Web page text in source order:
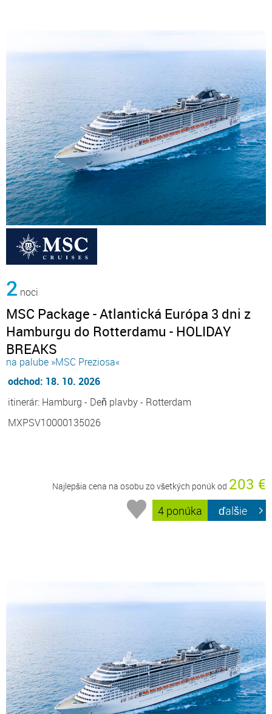
2 noci
MSC Package - Atlantická Európa 3 dni z
Hamburgu do Rotterdamu - HOLIDAY
BREAKS
na palube »MSC Preziosa«
odchod: 18. 10. 2026
itinerár: Hamburg - Deň plavby - Rotterdam
MXPSV10000135026
Najlepšia cena na osobu zo všetkých ponúk od 203 €
4 ponúka ďalšie